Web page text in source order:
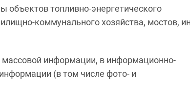
объектов топливно-энергетического
коммунального хозяйства, мостов,
массовой информации, в информационно-
(в том числе фото- и